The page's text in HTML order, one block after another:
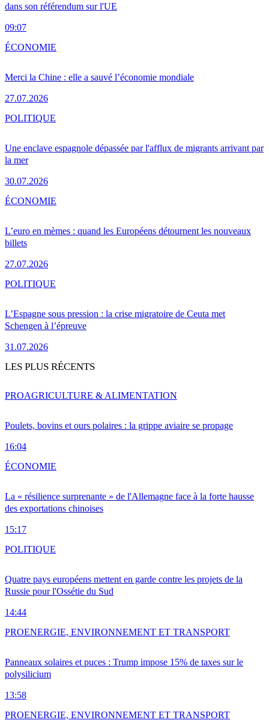
dans son référendum sur l'UE
09:07
Merci la Chine : elle a sauvé l’économie mondiale
27.07.2026
ÉCONOMIE
Une enclave espagnole dépassée par l'afflux de migrants arrivant par
la mer
30.07.2026
POLITIQUE
L’euro en mèmes : quand les Européens détournent les nouveaux
billets
27.07.2026
ÉCONOMIE
L’Espagne sous pression : la crise migratoire de Ceuta met
Schengen à l’épreuve
31.07.2026
POLITIQUE
LES PLUS RÉCENTS
Poulets, bovins et ours polaires : la grippe aviaire se propage
16:04
PROAGRICULTURE & ALIMENTATION
La « résilience surprenante » de l'Allemagne face à la forte hausse
des exportations chinoises
15:17
ÉCONOMIE
Quatre pays européens mettent en garde contre les projets de la
Russie pour l'Ossétie du Sud
14:44
POLITIQUE
Panneaux solaires et puces : Trump impose 15% de taxes sur le
polysilicium
13:58
PROENERGIE, ENVIRONNEMENT ET TRANSPORT
PROENERGIE, ENVIRONNEMENT ET TRANSPORT